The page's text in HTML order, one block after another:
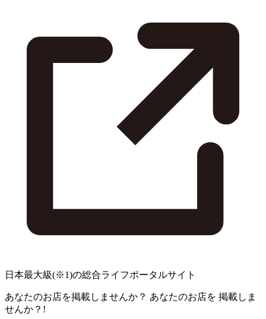
日本最大級(※1)の総合ライフポータルサイト
あなたのお店を掲載しませんか？ あなたのお店を 掲載しま
せんか？!